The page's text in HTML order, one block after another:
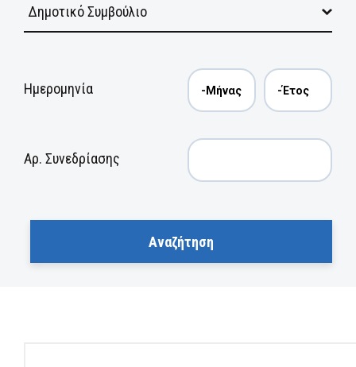
Ημερομηνία
Αρ. Συνεδρίασης